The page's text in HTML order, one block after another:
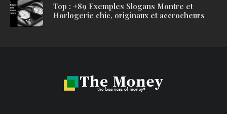
Top : +89 Exemples Slogans Montre et
Horlogerie chic, originaux et accrocheurs